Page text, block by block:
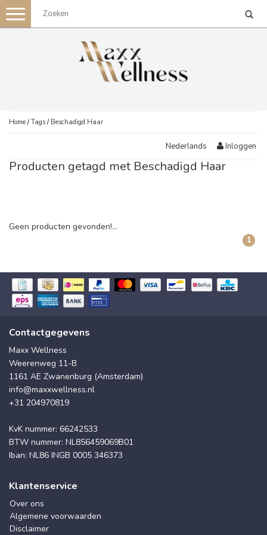
Toggle
navigation
Home /Tags / Beschadigd Haar
Nederlands Inloggen
Producten getagd met Beschadigd Haar
Geen producten gevonden!...
1
Contactgegevens
Maxx Wellness
Weerenweg 11-B
1161 AE Zwanenburg (Amsterdam)
info@maxxwellness.nl
+31 204970819
KvK nummer: 66242533
BTW nummer: NL856459069B01
Iban: NL86 INGB 0005 346373
Klantenservice
Over ons
Algemene voorwaarden
Disclaimer